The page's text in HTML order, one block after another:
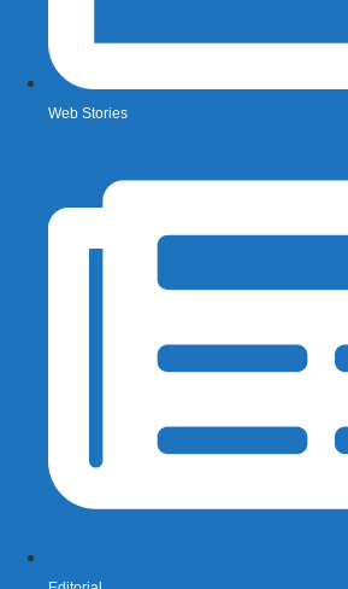
Web Stories